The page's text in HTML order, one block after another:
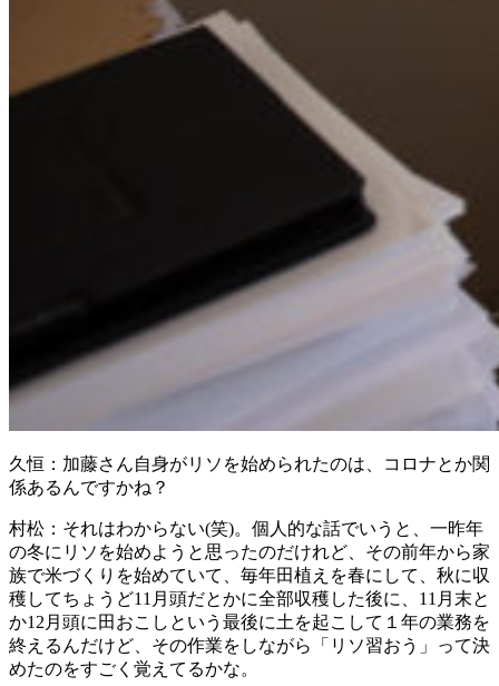
久恒： 加藤さん自身がリソを始められたのは、コロナとか関
係あるんですかね？
村松： それはわからない(笑)。個人的な話でいうと、一昨年
の冬にリソを始めようと思ったのだけれど、その前年から家
族で米づくりを始めていて、毎年田植えを春にして、秋に収
穫してちょうど11月頭だとかに全部収穫した後に、11月末と
か12月頭に田おこしという最後に土を起こして１年の業務を
終えるんだけど、その作業をしながら「リソ習おう」って決
めたのをすごく覚えてるかな。